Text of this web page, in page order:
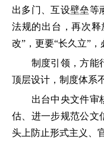
出多门、互设壁垒等
法规的出台，再次
改”，更要“长久立”，
制度引领，方能行
顶层设计，制度体
出台中央文件审核
估、进一步规范公文
头上防止形式主义、